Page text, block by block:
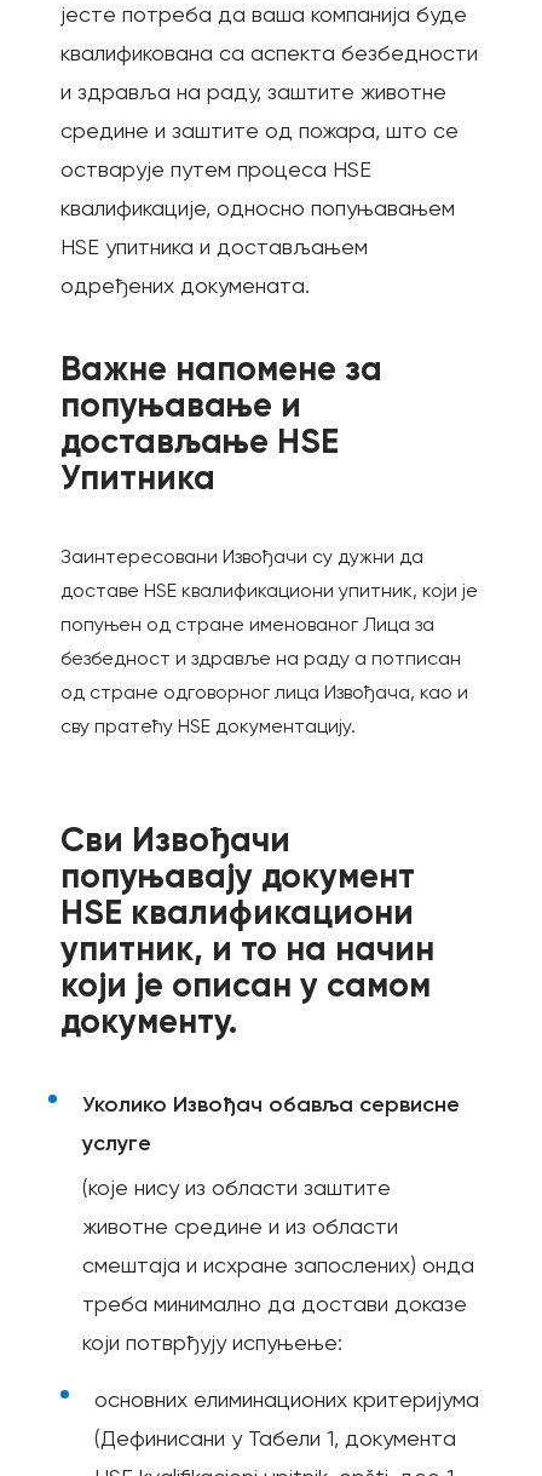
јесте потреба да ваша компанија буде
квалификована са аспекта безбедности
и здравља на раду, заштите животне
средине и заштите од пожара, што се
остварује путем процеса HSE
квалификације, односно попуњавањем
HSE упитника и достављањем
одређених докумената.
Важне напомене за
попуњавање и
достављање НЅЕ
Упитника
Заинтересовани Извођачи су дужни да
доставе HSE квалификациони упитник, који је
попуњен од стране именованог Лица за
безбедност и здравље на раду а потписан
од стране одговорног лица Извођача, као и
сву пратећу HSE документацију.
Сви Извођачи
попуњавају документ
HSE квалификациони
упитник, и то на начин
који је описан у самом
документу.
Уколико Извођач обавља сервисне
услуге
(које нису из области заштите
животне средине и из области
смештаја и исхране запослених) онда
треба минимално да достави доказе
који потврђују испуњење:
основних елиминационих критеријума
(Дефинисани у Табели 1, документа